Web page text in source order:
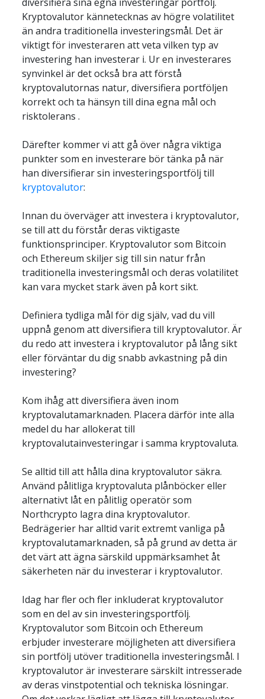
diversifiera sina egna investeringar portfölj.
Kryptovalutor kännetecknas av högre volatilitet
än andra traditionella investeringsmål. Det är
viktigt för investeraren att veta vilken typ av
investering han investerar i. Ur en investerares
synvinkel är det också bra att förstå
kryptovalutornas natur, diversifiera portföljen
korrekt och ta hänsyn till dina egna mål och
Därefter kommer vi att gå över några viktiga
punkter som en investerare bör tänka på när
kryptovalutor
Innan du överväger att investera i kryptovalutor,
se till att du förstår deras viktigaste
funktionsprinciper. Kryptovalutor som Bitcoin
och Ethereum skiljer sig till sin natur från
traditionella investeringsmål och deras volatilitet
Definiera tydliga mål för dig själv, vad du vill
uppnå genom att diversifiera till kryptovalutor. Är
du redo att investera i kryptovalutor på lång sikt
eller förväntar du dig snabb avkastning på din
Kom ihåg att diversifiera även inom
kryptovalutamarknaden. Placera därför inte alla
medel du har allokerat till
Se alltid till att hålla dina kryptovalutor säkra.
Använd pålitliga kryptovaluta plånböcker eller
alternativt låt en pålitlig operatör som
Northcrypto lagra dina kryptovalutor.
Bedrägerier har alltid varit extremt vanliga på
kryptovalutamarknaden, så på grund av detta är
det värt att ägna särskild uppmärksamhet åt
Idag har fler och fler inkluderat kryptovalutor
som en del av sin investeringsportfölj.
Kryptovalutor som Bitcoin och Ethereum
erbjuder investerare möjligheten att diversifiera
sin portfölj utöver traditionella investeringsmål. I
kryptovalutor är investerare särskilt intresserade
av deras vinstpotential och tekniska lösningar.